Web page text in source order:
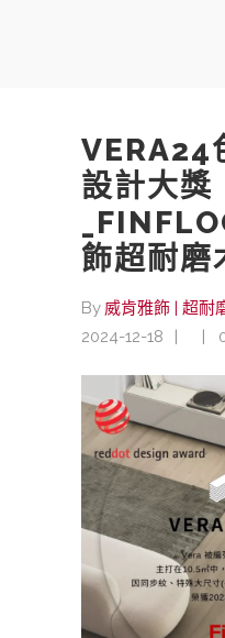
VERA24
設計大獎
飾超耐磨
By 威肯雅飾 | 超耐
2024-12-18